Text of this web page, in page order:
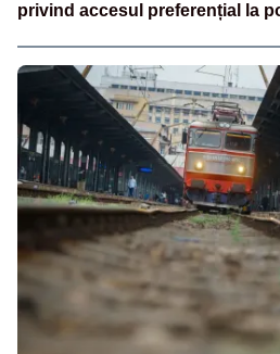
privind accesul preferențial la